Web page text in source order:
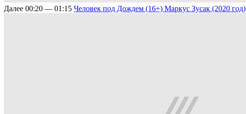
Далее 00:20 — 01:15 Человек под Дождем (16+) Маркус Зусак (2020 год)